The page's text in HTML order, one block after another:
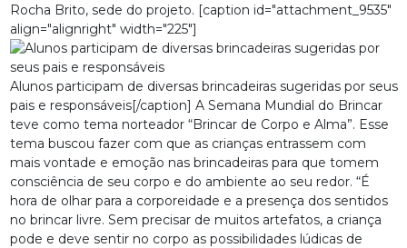
Rocha Brito, sede do projeto. [caption id="attachment_9535"
align="alignright" width="225"]
Alunos participam de diversas brincadeiras sugeridas por seus
pais e responsáveis[/caption] A Semana Mundial do Brincar
teve como tema norteador “Brincar de Corpo e Alma”. Esse
tema buscou fazer com que as crianças entrassem com
mais vontade e emoção nas brincadeiras para que tomem
consciência de seu corpo e do ambiente ao seu redor. “É
hora de olhar para a corporeidade e a presença dos sentidos
no brincar livre. Sem precisar de muitos artefatos, a criança
pode e deve sentir no corpo as possibilidades lúdicas de